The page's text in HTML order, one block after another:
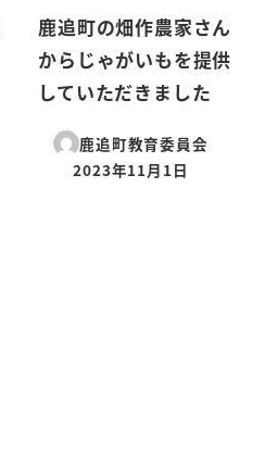
鹿追町の畑作農家さん
からじゃがいもを提供
していただきました
鹿追町教育委員会
投稿日
2023年11月1日